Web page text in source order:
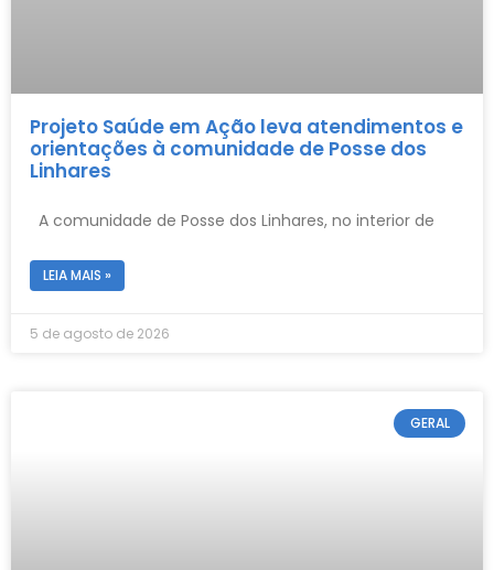
Projeto Saúde em Ação leva atendimentos e
orientações à comunidade de Posse dos
Linhares
A comunidade de Posse dos Linhares, no interior de
LEIA MAIS »
5 de agosto de 2026
GERAL